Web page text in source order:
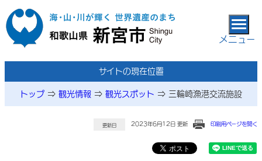
本文へ移動
メニュー
サイトの現在位置
トップ ⇒ 観光情報 ⇒ 観光スポット ⇒ 三輪崎漁港交流施設
更新日 2023年6月12日 更新 印刷用ページを開く